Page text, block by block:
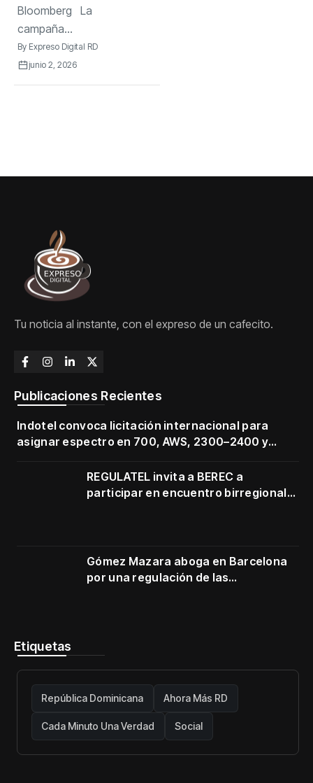
Bloomberg La
campaña...
By Expreso Digital RD
junio 2, 2026
Tu noticia al instante, con el expreso de un cafecito.
Publicaciones Recientes
Indotel convoca licitación internacional para
asignar espectro en 700, AWS, 2300–2400 y
REGULATEL invita a BEREC a
participar en encuentro birregional
Gómez Mazara aboga en Barcelona
por una regulación de las
Etiquetas
República Dominicana Ahora Más RD
Cada Minuto Una Verdad Social